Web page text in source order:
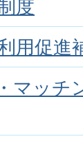
度
用促進
マッチ